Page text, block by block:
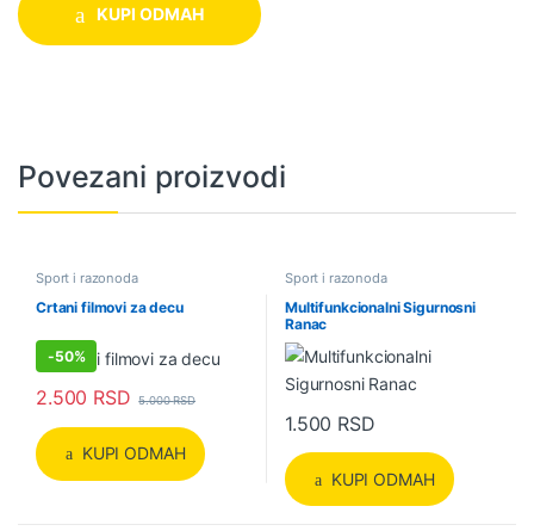
KUPI ODMAH
Povezani proizvodi
Sport i razonoda
Crtani filmovi za decu
-50%
2.500 RSD 5.000RSD
KUPI ODMAH
Sport i razonoda
Multifunkcionalni Sigurnosni
Ranac
1.500 RSD
KUPI ODMAH